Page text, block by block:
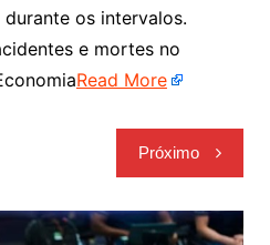
os intervalos.
e mortes no
Read More
Próximo